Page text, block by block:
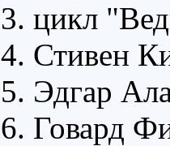
3. цикл
4. Стивен
5. Эдгар
6. Говард